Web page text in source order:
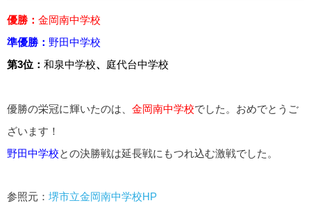
優勝： 金岡南中学校
準優勝： 野田中学校
第3位： 和泉中学校、 庭代台中学校
優勝の栄冠に輝いたのは、 金岡南中学校でした。おめでとうご
ざいます！
野田中学校との決勝戦は延長戦にもつれ込む激戦でした。
参照元： 堺市立金岡南中学校HP